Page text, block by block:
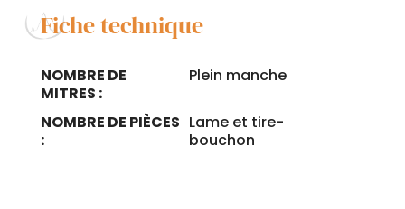
Fiche technique
NOMBRE DE
MITRES :
Plein manche
NOMBRE DE PIÈCES
:
Lame et tire-
bouchon